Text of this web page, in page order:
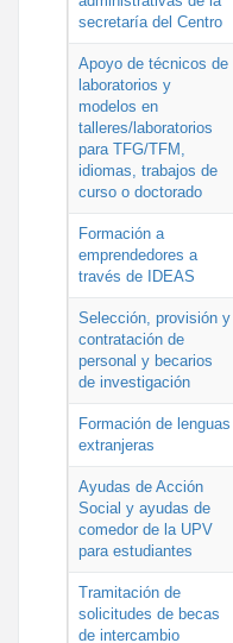
secretaría del Centro
Apoyo de técnicos de
laboratorios y
modelos en
talleres/laboratorios
para TFG/TFM,
idiomas, trabajos de
curso o doctorado
Formación a
emprendedores a
través de IDEAS
Selección, provisión y
contratación de
personal y becarios
de investigación
Formación de lenguas
extranjeras
Ayudas de Acción
Social y ayudas de
comedor de la UPV
para estudiantes
Tramitación de
solicitudes de becas
de intercambio